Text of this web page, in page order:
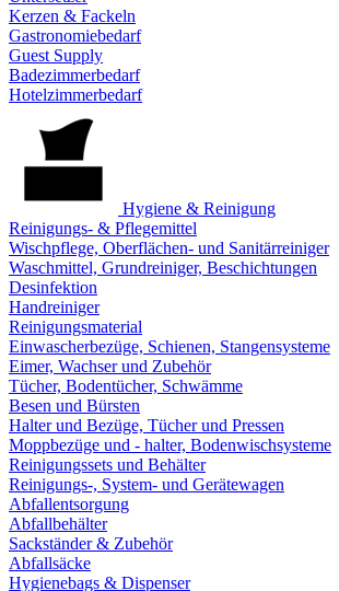
Kerzen & Fackeln
Gastronomiebedarf
Guest Supply
Badezimmerbedarf
Hotelzimmerbedarf
Hygiene & Reinigung
Reinigungs- & Pflegemittel
Wischpflege, Oberflächen- und Sanitärreiniger
Waschmittel, Grundreiniger, Beschichtungen
Desinfektion
Handreiniger
Reinigungsmaterial
Einwascherbezüge, Schienen, Stangensysteme
Eimer, Wachser und Zubehör
Tücher, Bodentücher, Schwämme
Besen und Bürsten
Halter und Bezüge, Tücher und Pressen
Moppbezüge und - halter, Bodenwischsysteme
Reinigungssets und Behälter
Reinigungs-, System- und Gerätewagen
Abfallentsorgung
Abfallbehälter
Sackständer & Zubehör
Abfallsäcke
Hygienebags & Dispenser